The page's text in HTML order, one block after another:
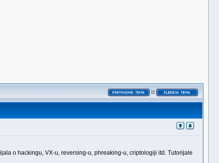
::
o hackingu, VX-u, reversing-u, phreaking-u, criptologiji itd. Tutorijale